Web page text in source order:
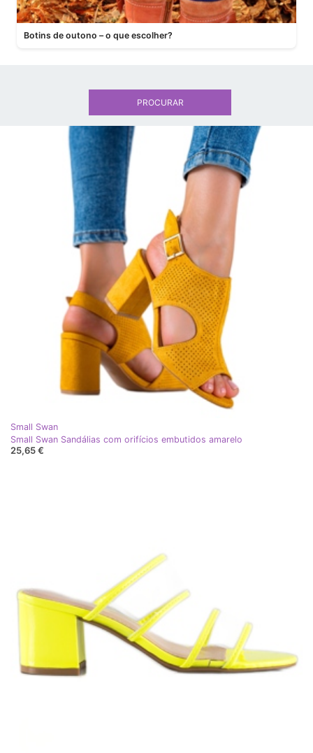
Botins de outono – o que escolher?
Small Swan
Small Swan Sandálias com orifícios embutidos amarelo
25,65 €
PROCURAR